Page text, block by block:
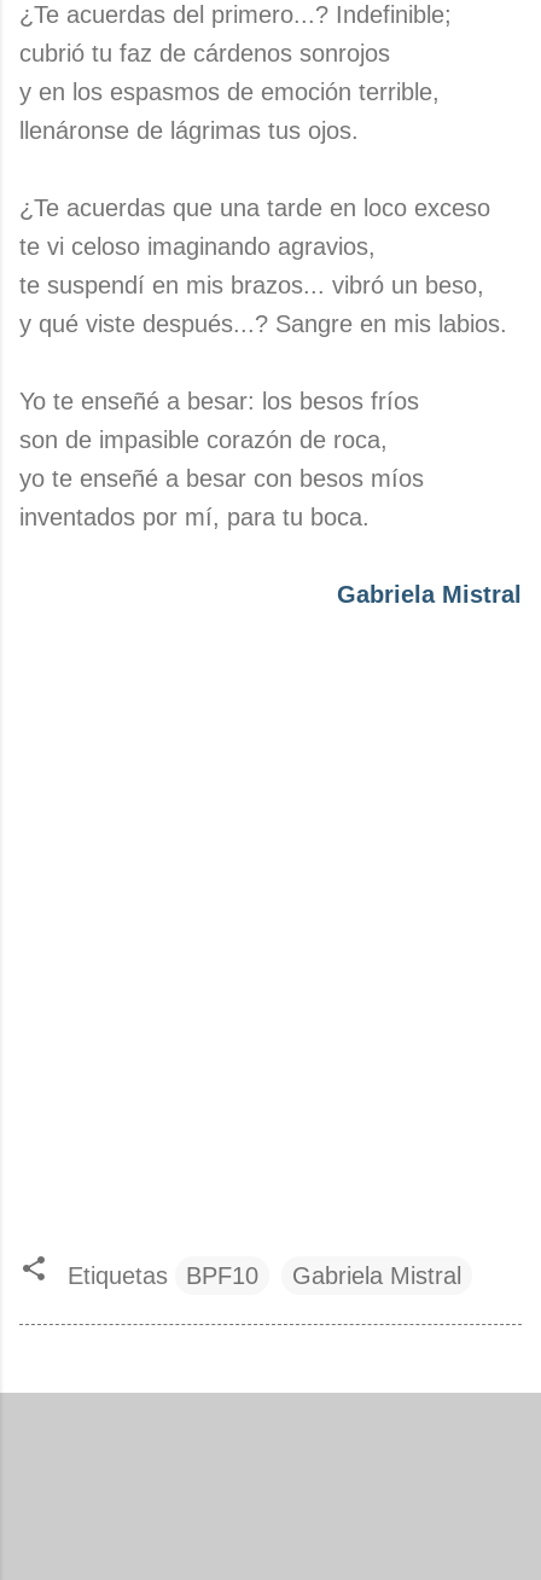
¿Te acuerdas del primero...? Indefinible;
cubrió tu faz de cárdenos sonrojos
y en los espasmos de emoción terrible,
llenáronse de lágrimas tus ojos.
¿Te acuerdas que una tarde en loco exceso
te vi celoso imaginando agravios,
te suspendí en mis brazos... vibró un beso,
y qué viste después...? Sangre en mis labios.
Yo te enseñé a besar: los besos fríos
son de impasible corazón de roca,
yo te enseñé a besar con besos míos
inventados por mí, para tu boca.
Gabriela Mistral
Etiquetas BPF10 Gabriela Mistral